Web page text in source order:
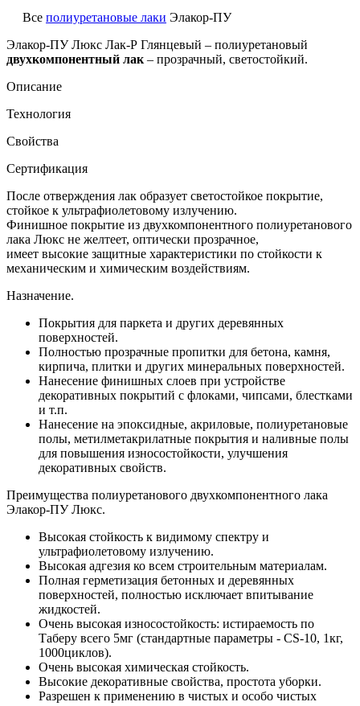
Все полиуретановые лаки Элакор-ПУ
Элакор-ПУ Люкс Лак-Р Глянцевый – полиуретановый
двухкомпонентный лак – прозрачный, светостойкий.
Описание
Технология
Свойства
Сертификация
После отверждения лак образует светостойкое покрытие,
стойкое к ультрафиолетовому излучению.
Финишное покрытие из двухкомпонентного полиуретанового
лака Люкс не желтеет, оптически прозрачное,
имеет высокие защитные характеристики по стойкости к
механическим и химическим воздействиям.
Назначение.
Покрытия для паркета и других деревянных
поверхностей.
Полностью прозрачные пропитки для бетона, камня,
кирпича, плитки и других минеральных поверхностей.
Нанесение финишных слоев при устройстве
декоративных покрытий с флоками, чипсами, блестками
и т.п.
Нанесение на эпоксидные, акриловые, полиуретановые
полы, метилметакрилатные покрытия и наливные полы
для повышения износостойкости, улучшения
декоративных свойств.
Преимущества полиуретанового двухкомпонентного лака
Элакор-ПУ Люкс.
Высокая стойкость к видимому спектру и
ультрафиолетовому излучению.
Высокая адгезия ко всем строительным материалам.
Полная герметизация бетонных и деревянных
поверхностей, полностью исключает впитывание
жидкостей.
Очень высокая износостойкость: истираемость по
Таберу всего 5мг (стандартные параметры - CS-10, 1кг,
1000циклов).
Очень высокая химическая стойкость.
Высокие декоративные свойства, простота уборки.
Разрешен к применению в чистых и особо чистых